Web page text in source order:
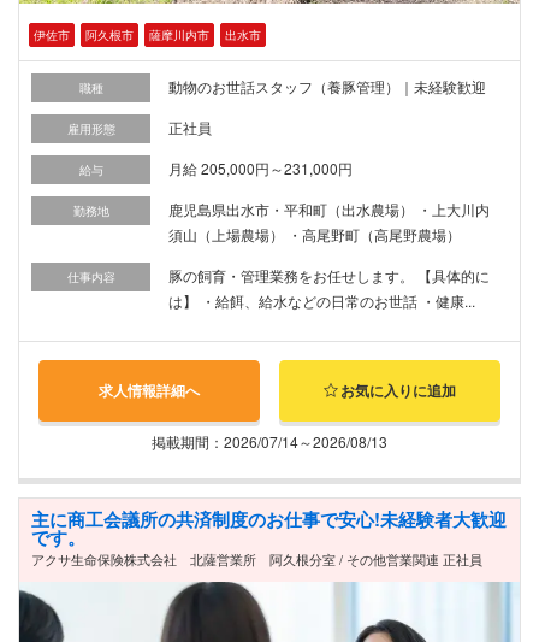
伊佐市 阿久根市 薩摩川内市 出水市
職種 動物のお世話スタッフ（養豚管理）｜未経験歓迎
雇用形態 正社員
給与 月給 205,000円～231,000円
勤務地
鹿児島県出水市・平和町（出水農場） ・上大川内
須山（上場農場） ・高尾野町（高尾野農場）
仕事内容
豚の飼育・管理業務をお任せします。 【具体的に
は】 ・給餌、給水などの日常のお世話 ・健康...
求人情報詳細へ お気に入りに追加
掲載期間：2026/07/14～2026/08/13
主に商工会議所の共済制度のお仕事で安心!未経験者大歓迎
です。
アクサ生命保険株式会社 北薩営業所 阿久根分室 / その他営業関連 正社員